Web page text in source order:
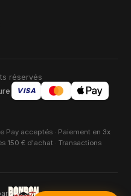
réservés
VISA
Pay acceptés · Paiement en 3x
150 € d'achat · Transactions